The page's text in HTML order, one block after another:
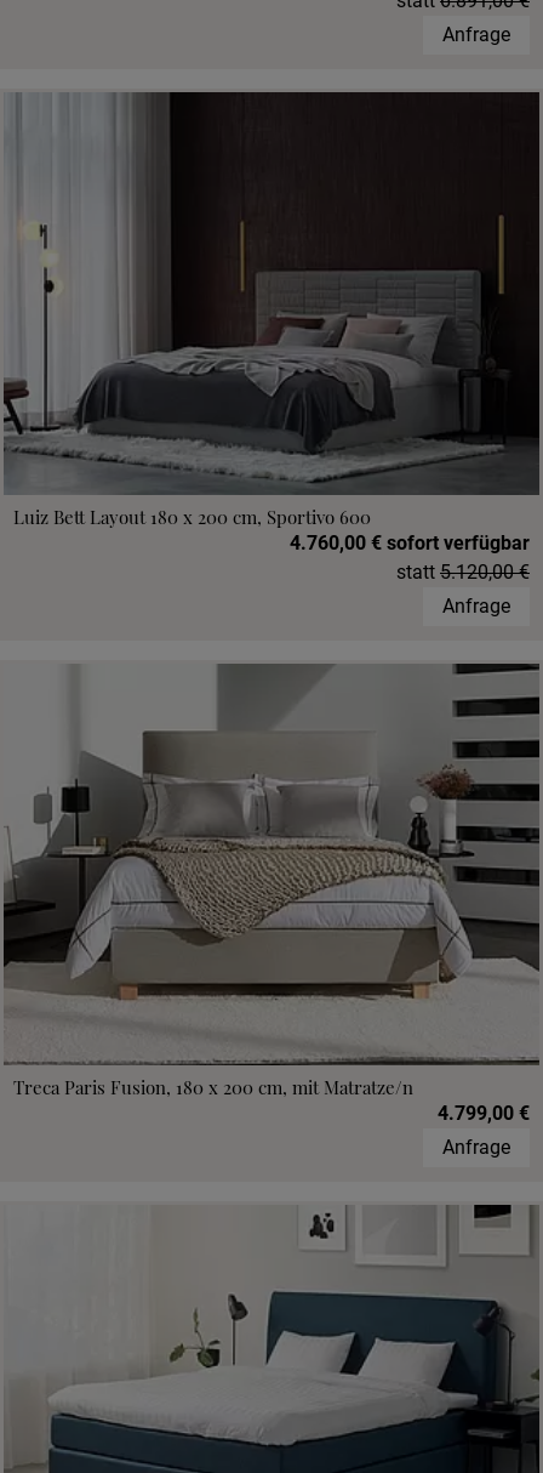
Anfrage
Luiz Bett Layout 180 x 200 cm, Sportivo 600
4.760,00 € sofort verfügbar
statt 5.120,00 €
Anfrage
Treca Paris Fusion, 180 x 200 cm, mit Matratze/n
4.799,00 €
Anfrage